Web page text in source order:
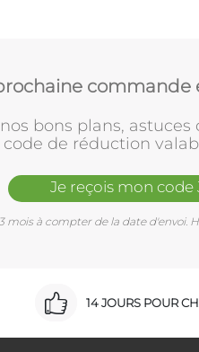
bons plans,
code de réduction
Je reçois mon code
mois à compter de la date d'envoi.
14 JOURS POUR